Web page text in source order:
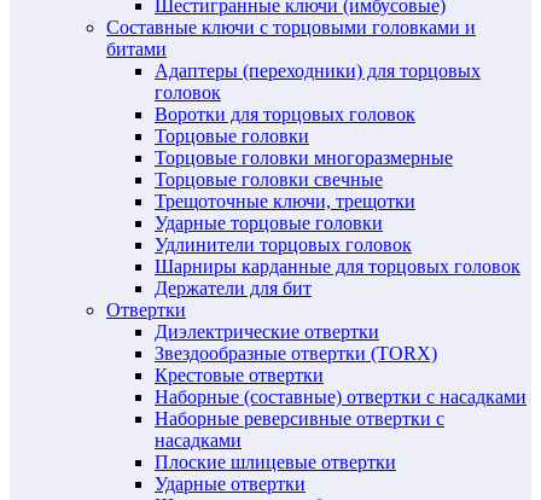
Шестигранные ключи (имбусовые)
Составные ключи с торцовыми головками и
битами
Адаптеры (переходники) для торцовых
головок
Воротки для торцовых головок
Торцовые головки
Торцовые головки многоразмерные
Торцовые головки свечные
Трещоточные ключи, трещотки
Ударные торцовые головки
Удлинители торцовых головок
Шарниры карданные для торцовых головок
Держатели для бит
Отвертки
Диэлектрические отвертки
Звездообразные отвертки (TORX)
Крестовые отвертки
Наборные (составные) отвертки с насадками
Наборные реверсивные отвертки с
насадками
Плоские шлицевые отвертки
Ударные отвертки